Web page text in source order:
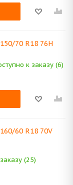
70 R18 76H
к заказу (6)
60 R18 70V
(25)